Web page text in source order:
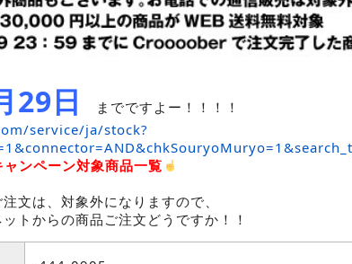
29日
までですよー！！！！
service/ja/stock?
ンペーン対象商品一覧
文は、対象外になりますので、
トからの商品ご注文どうですか！！